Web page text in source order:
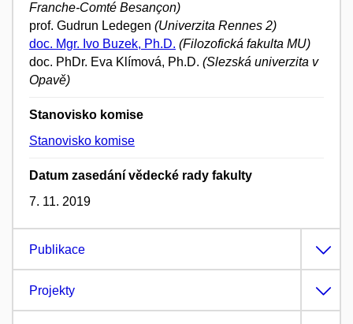
Franche-Comté Besançon)
prof. Gudrun Ledegen (Univerzita Rennes 2)
doc. Mgr. Ivo Buzek, Ph.D. (Filozofická fakulta MU)
doc. PhDr. Eva Klímová, Ph.D. (Slezská univerzita v
Opavě)
Stanovisko komise
Stanovisko komise
Datum zasedání vědecké rady fakulty
7. 11. 2019
Publikace
Projekty